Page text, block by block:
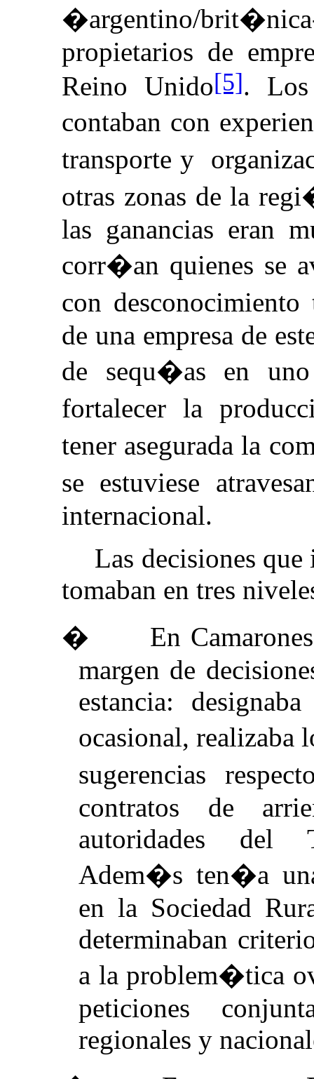
�argentino/
propietarios de
Reino Unido[5]. Los
contaban con
transporte y
otras zonas de la
las ganancias eran
corr�an quienes se
con
de una empresa de
de sequ�as en
fortalecer la
tener asegurada la
se estuviese
internacional.
Las decisiones
tomaban en tres
�
En
margen de
estancia:
ocasional, realizaba
sugerencias
contratos de
autoridades del
Adem�s ten�a
en la Sociedad
determinaban
a la problem�tica
peticiones
regionales y